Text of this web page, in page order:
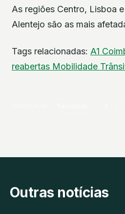
As regiões Centro, Lisboa
Alentejo são as mais
Tags relacionadas: A1
reabertas Mobilidade
Outras notícias